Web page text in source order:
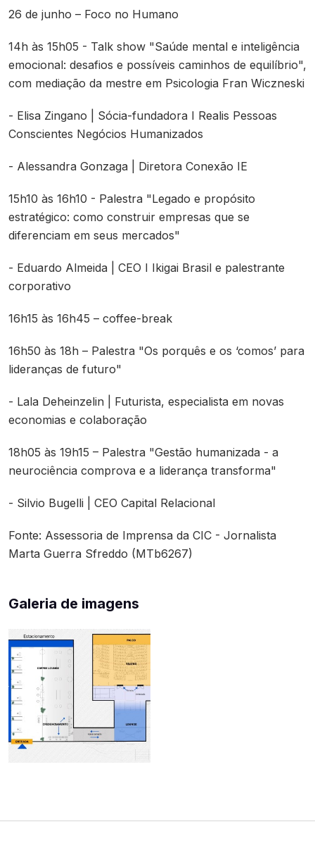
26 de junho – Foco no Humano
14h às 15h05 - Talk show "Saúde mental e inteligência
emocional: desafios e possíveis caminhos de equilíbrio",
com mediação da mestre em Psicologia Fran Wiczneski
- Elisa Zingano | Sócia-fundadora I Realis Pessoas
Conscientes Negócios Humanizados
- Alessandra Gonzaga | Diretora Conexão IE
15h10 às 16h10 - Palestra "Legado e propósito
estratégico: como construir empresas que se
diferenciam em seus mercados"
- Eduardo Almeida | CEO I Ikigai Brasil e palestrante
corporativo
16h15 às 16h45 – coffee-break
16h50 às 18h – Palestra "Os porquês e os ‘comos’ para
lideranças de futuro"
- Lala Deheinzelin | Futurista, especialista em novas
economias e colaboração
18h05 às 19h15 – Palestra "Gestão humanizada - a
neurociência comprova e a liderança transforma"
- Silvio Bugelli | CEO Capital Relacional
Fonte: Assessoria de Imprensa da CIC - Jornalista
Marta Guerra Sfreddo (MTb6267)
Galeria de imagens